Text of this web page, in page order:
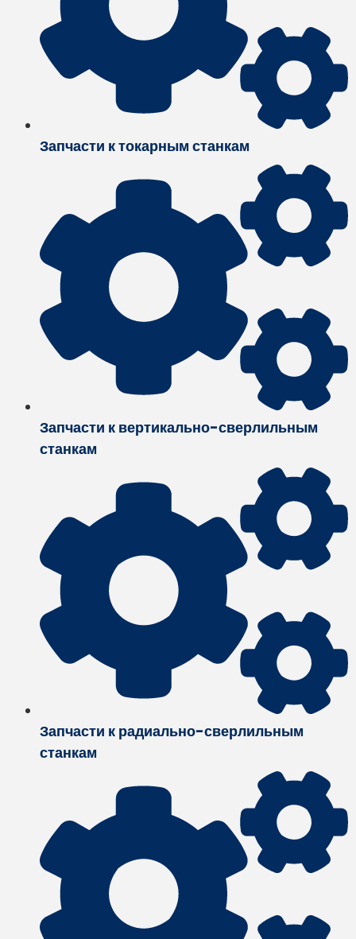
Запчасти к токарным станкам
Запчасти к вертикально-сверлильным
станкам
Запчасти к радиально-сверлильным
станкам